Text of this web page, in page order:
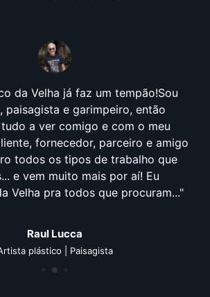
da Velha já faz um tempão!Sou
paisagista e garimpeiro, então
a ver comigo e com o meu
fornecedor, parceiro e amigo
todos os tipos de trabalho que
e vem muito mais por aí! Eu
Velha pra todos que procuram...
Raul Lucca
plástico | Paisagista